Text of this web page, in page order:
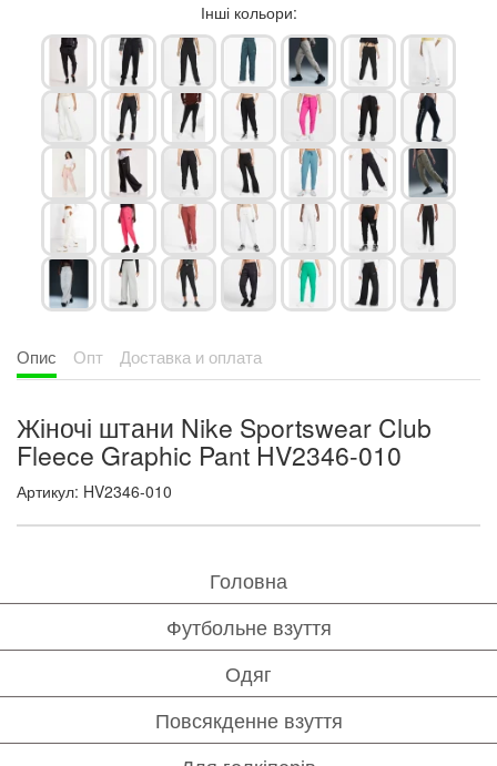
Інші кольори:
Опис Опт Доставка и оплата
Жіночі штани Nike Sportswear Club
Fleece Graphic Pant HV2346-010
Артикул: HV2346-010
Головна
Футбольне взуття
Одяг
Повсякденне взуття